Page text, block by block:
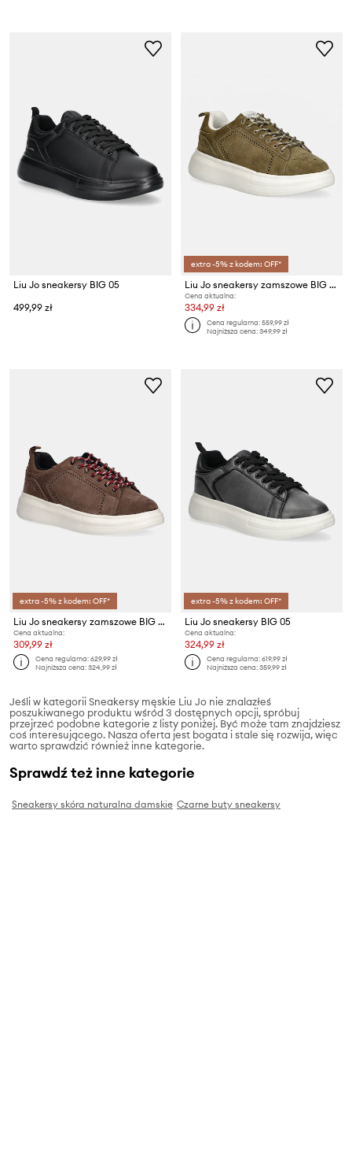
Liu Jo sneakersy BIG 05
499,99 zł
extra -5% z kodem: OFF*
Liu Jo sneakersy zamszowe BIG 05B
Cena aktualna:
334,99 zł
Cena regularna:559,99 zł
Najniższa cena:349,99 zł
extra -5% z kodem: OFF*
Liu Jo sneakersy zamszowe BIG 05
Cena aktualna:
309,99 zł
Cena regularna:629,99 zł
Najniższa cena:324,99 zł
extra -5% z kodem: OFF*
Liu Jo sneakersy BIG 05
Cena aktualna:
324,99 zł
Cena regularna:619,99 zł
Najniższa cena:359,99 zł
Jeśli w kategorii Sneakersy męskie Liu Jo nie znalazłeś
poszukiwanego produktu wśród 3 dostępnych opcji, spróbuj
przejrzeć podobne kategorie z listy poniżej. Być może tam znajdziesz
coś interesującego. Nasza oferta jest bogata i stale się rozwija, więc
warto sprawdzić również inne kategorie.
Sprawdź też inne kategorie
Sneakersy skóra naturalna damskie Czarne buty sneakersy